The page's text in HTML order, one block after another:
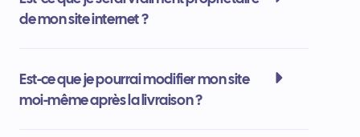
de mon site internet ?
Est-ce que je pourrai modifier mon site
moi-même après la livraison ?